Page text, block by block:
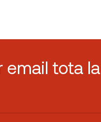
email tota la